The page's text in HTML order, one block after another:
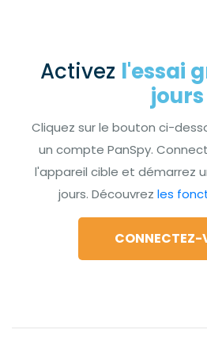
Activez l'essai
jours
Cliquez sur le bouton ci-
un compte PanSpy.
l'appareil cible et démarrez
jours. Découvrez les
CONNECTEZ-